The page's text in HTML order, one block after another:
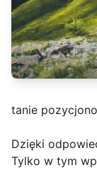
tanie
Dzięki
Tylko w tym